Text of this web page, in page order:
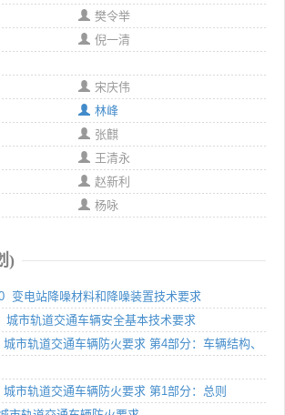
樊令举
倪一清
宋庆伟
林峰
张麒
王清永
赵新利
杨咏
)
变电站降噪材料和降噪装置技术要求
城市轨道交通车辆安全基本技术要求
市轨道交通车辆防火要求 第4部分：车辆结构、
市轨道交通车辆防火要求 第1部分：总则